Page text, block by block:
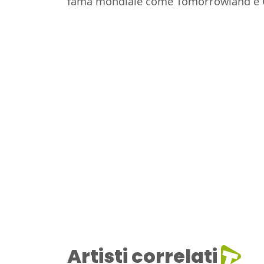
Artisti correlati